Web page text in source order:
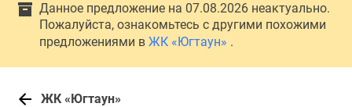
Данное предложение на 07.08.2026 неактуально.
Пожалуйста, ознакомьтесь с другими похожими
предложениями в ЖК «Югтаун» .
ЖК «Югтаун»